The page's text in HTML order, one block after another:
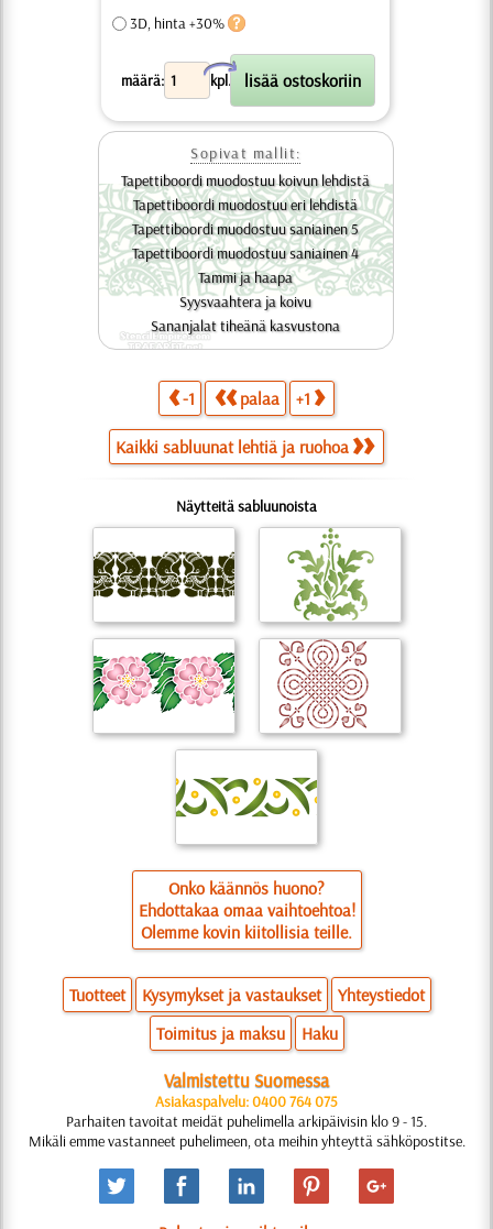
3D, hinta +30%
määrä: kpl.
X
Sopivat mallit:
Tapettiboordi muodostuu koivun lehdistä
Tapettiboordi muodostuu eri lehdistä
Tapettiboordi muodostuu saniainen 5
Tapettiboordi muodostuu saniainen 4
Tammi ja haapa
Syysvaahtera ja koivu
Sananjalat tiheänä kasvustona
-1 palaa +1
Kaikki sabluunat lehtiä ja ruohoa
Näytteitä sabluunoista
Onko käännös huono?
Ehdottakaa omaa vaihtoehtoa!
Olemme kovin kiitollisia teille.
Tuotteet Kysymykset ja vastaukset
Yhteystiedot
Toimitus ja maksu
Haku
Valmistettu Suomessa
Asiakaspalvelu: 0400 764 075
Parhaiten tavoitat meidät puhelimella arkipäivisin klo 9 - 15.
Mikäli emme vastanneet puhelimeen, ota meihin yhteyttä sähköpostitse.